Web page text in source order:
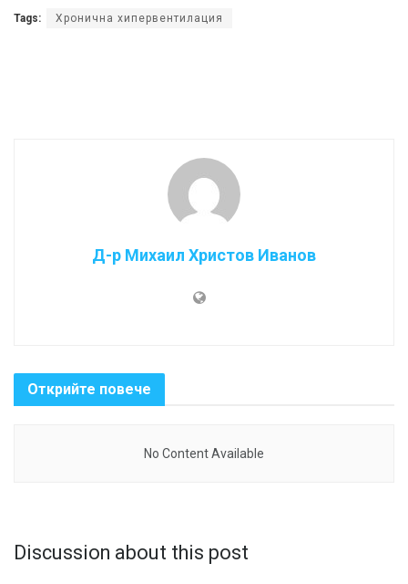
Tags: Хронична хипервентилация
Д-р Михаил Христов Иванов
Открийте повече
No Content Available
Discussion about this post